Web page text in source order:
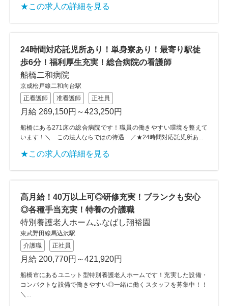
★この求人の詳細を見る
24時間対応託児所あり！単身寮あり！最寄り駅徒
歩6分！福利厚生充実！総合病院の看護師
船橋二和病院
京成松戸線二和向台駅
正看護師
准看護師 正社員
月給 269,150円～423,250円
船橋にある271床の総合病院です！職員の働きやすい環境を整えて
います！＼ この法人ならではの待遇 ／★24時間対応託児所あ...
★この求人の詳細を見る
高月給！40万以上可◎研修充実！ブランクも安心
◎各種手当充実！特養の介護職
特別養護老人ホームふなばし翔裕園
東武野田線馬込沢駅
介護職
正社員
月給 200,770円～421,920円
船橋市にあるユニット型特別養護老人ホームです！充実した設備・
コンパクトな設備で働きやすい◎一緒に働くスタッフを募集中！！
＼...